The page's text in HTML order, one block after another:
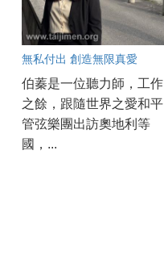
無私付出 創造無限真愛
伯蓁是一位聽力師，工作
之餘，跟隨世界之愛和平
管弦樂團出訪奧地利等
國，...